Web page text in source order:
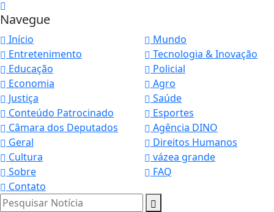
Navegue
Início
Mundo
Entretenimento
Tecnologia & Inovação
Educação
Policial
Economia
Agro
Justiça
Saúde
Conteúdo Patrocinado
Esportes
Câmara dos Deputados
Agência DINO
Geral
Direitos Humanos
Cultura
vázea grande
Sobre
FAQ
Contato
Pesquisar Notícia